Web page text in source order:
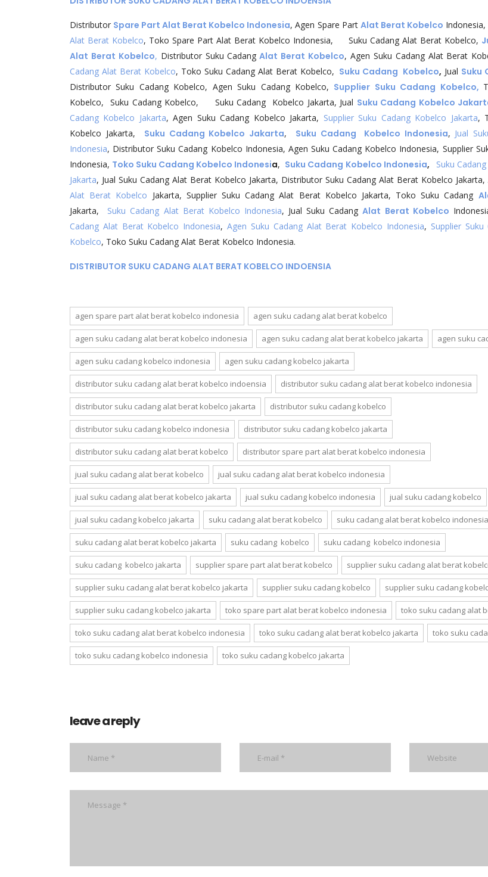
Distributor Spare Part Alat Berat Kobelco Indonesia, Agen Spare Part Alat Berat Kobelco Indonesia,
Alat Berat Kobelco, Toko Spare Part Alat Berat Kobelco Indonesia, Suku Cadang Alat Berat Kobelco,
Alat Berat Kobelco, Distributor Suku Cadang Alat Berat Kobelco, Agen Suku Cadang Alat Berat
Cadang Alat Berat Kobelco, Toko Suku Cadang Alat Berat Kobelco, Suku Cadang Kobelco, Jual Suku
Distributor Suku Cadang Kobelco, Agen Suku Cadang Kobelco, Supplier Suku Cadang Kobelco,
Kobelco, Suku Cadang Kobelco, Suku Cadang Kobelco Jakarta, Jual Suku Cadang Kobelco
Cadang Kobelco Jakarta, Agen Suku Cadang Kobelco Jakarta, Supplier Suku Cadang Kobelco Jakarta,
Kobelco Jakarta, Suku Cadang Kobelco Jakarta, Suku Cadang Kobelco Indonesia, Jual
Indonesia, Distributor Suku Cadang Kobelco Indonesia, Agen Suku Cadang Kobelco Indonesia, Supplier
Indonesia, Toko Suku Cadang Kobelco Indonesia, Suku Cadang Kobelco Indonesia,
Suku
Jakarta, Jual Suku Cadang Alat Berat Kobelco Jakarta, Distributor Suku Cadang Alat Berat Kobelco Jakarta,
Alat Berat Kobelco Jakarta, Supplier Suku Cadang Alat Berat Kobelco Jakarta, Toko Suku Cadang
Jakarta, Suku Cadang Alat Berat Kobelco Indonesia, Jual Suku CadangAlat Berat Kobelco
Cadang Alat Berat Kobelco Indonesia,Agen Suku Cadang Alat Berat Kobelco Indonesia, Supplier
Kobelco, Toko Suku Cadang Alat Berat Kobelco Indonesia.
DISTRIBUTOR SUKU CADANG ALAT BERAT KOBELCO INDOENSIA
agen spare part alat berat kobelco indonesia agen suku cadang alat berat kobelco
agen suku cadang alat berat kobelco indonesia agen suku cadang alat berat kobelco jakarta agen suku
agen suku cadang kobelco indonesia agen suku cadang kobelco jakarta
distributor suku cadang alat berat kobelco indoensia distributor suku cadang alat berat kobelco indonesia
distributor suku cadang alat berat kobelco jakarta distributor suku cadang kobelco
distributor suku cadang kobelco indonesia distributor suku cadang kobelco jakarta
distributor suku cadang alat berat kobelco distributor spare part alat berat kobelco indonesia
jual suku cadang alat berat kobelco jual suku cadang alat berat kobelco indonesia
jual suku cadang alat berat kobelco jakarta jual suku cadang kobelco indonesia jual suku cadang kobelco
jual suku cadang kobelco jakarta suku cadang alat berat kobelco suku cadang alat berat kobelco indonesia
suku cadang alat berat kobelco jakarta suku cadang kobelco suku cadang kobelco indonesia
suku cadang kobelco jakarta supplier spare part alat berat kobelco supplier suku cadang alat berat
supplier suku cadang alat berat kobelco jakarta supplier suku cadang kobelco supplier suku cadang
supplier suku cadang kobelco jakarta toko spare part alat berat kobelco indonesia toko suku cadang alat
toko suku cadang alat berat kobelco indonesia toko suku cadang alat berat kobelco jakarta toko suku
toko suku cadang kobelco indonesia toko suku cadang kobelco jakarta
leave a reply